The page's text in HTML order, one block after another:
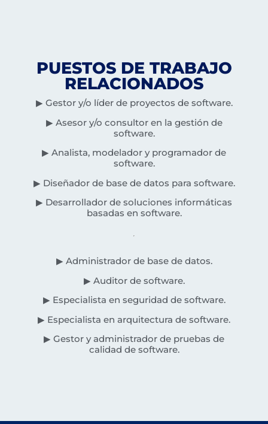
PUESTOS DE TRABAJO
RELACIONADOS
▶ Gestor y/o líder de proyectos de software.
▶ Asesor y/o consultor en la gestión de
software.
▶ Analista, modelador y programador de
software.
▶ Diseñador de base de datos para software.
▶ Desarrollador de soluciones informáticas
basadas en software.
▶ Administrador de base de datos.
▶ Auditor de software.
▶ Especialista en seguridad de software.
▶ Especialista en arquitectura de software.
▶ Gestor y administrador de pruebas de
calidad de software.